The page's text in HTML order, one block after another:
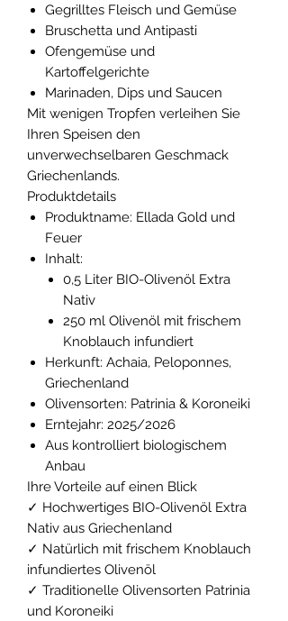
Gegrilltes Fleisch und Gemüse
Bruschetta und Antipasti
Ofengemüse und
Kartoffelgerichte
Marinaden, Dips und Saucen
Mit wenigen Tropfen verleihen Sie
Ihren Speisen den
unverwechselbaren Geschmack
Griechenlands.
Produktdetails
Produktname: Ellada Gold und
Feuer
Inhalt:
0,5 Liter BIO-Olivenöl Extra
Nativ
250 ml Olivenöl mit frischem
Knoblauch infundiert
Herkunft: Achaia, Peloponnes,
Griechenland
Olivensorten: Patrinia & Koroneiki
Erntejahr: 2025/2026
Aus kontrolliert biologischem
Anbau
Ihre Vorteile auf einen Blick
✓ Hochwertiges BIO-Olivenöl Extra
Nativ aus Griechenland
✓ Natürlich mit frischem Knoblauch
infundiertes Olivenöl
✓ Traditionelle Olivensorten Patrinia
und Koroneiki